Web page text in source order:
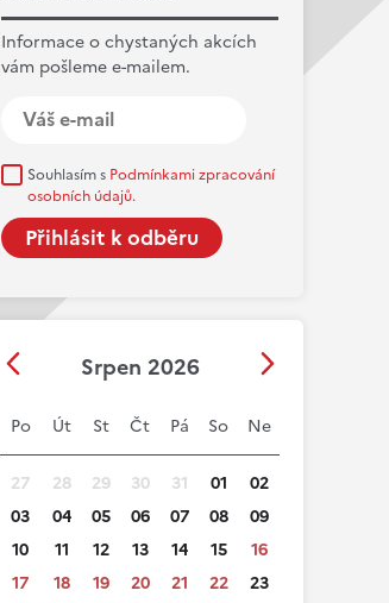
Informace o chystaných akcích
vám pošleme e-mailem.
Souhlasím s Podmínkami zpracování
osobních údajů.
Srpen 2026
Po Út St Čt Pá So Ne
27 28 29 30 31 01
02
03
04 05 06 07 08
09
10
11 12 13 14 15
16
17
18 19 20 21 22
23